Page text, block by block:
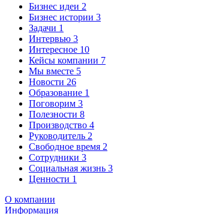
Бизнес идеи 2
Бизнес истории 3
Задачи 1
Интервью 3
Интересное 10
Кейсы компании 7
Мы вместе 5
Новости 26
Образование 1
Поговорим 3
Полезности 8
Производство 4
Руководитель 2
Свободное время 2
Сотрудники 3
Социальная жизнь 3
Ценности 1
О компании
Информация